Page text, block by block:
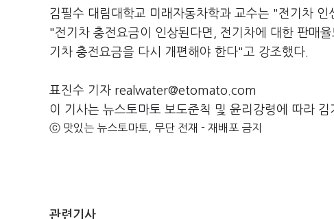
김필수 대림대학교 미래자동차학과 교수는 "전기차
"전기차 충전요금이 인상된다면, 전기차에 대한 판매
기차 충전요금을 다시 개편해야 한다"고 강조했다.
표진수 기자 realwater@etomato.com
이 기사는 뉴스토마토 보도준칙 및 윤리강령에 따라 김
ⓒ 맛있는 뉴스토마토, 무단 전재 - 재배포 금지
관련기사